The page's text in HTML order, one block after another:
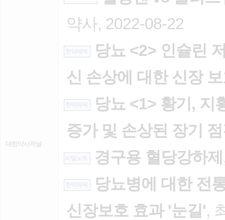
대한약사저널
약사, 2022-08-22
한약제제
당뇨 <2> 인슐린
신 손상에 대한 신장
한약제제
당뇨 <1> 황기, 지
증가 및 손상된 장기
비밀노트 경구용 혈당강하제
한약제제
당뇨병에 대한 전
신장보호 효과 '눈길',